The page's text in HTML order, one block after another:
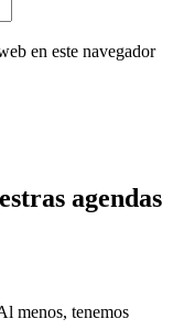
en este navegador
agendas
menos, tenemos